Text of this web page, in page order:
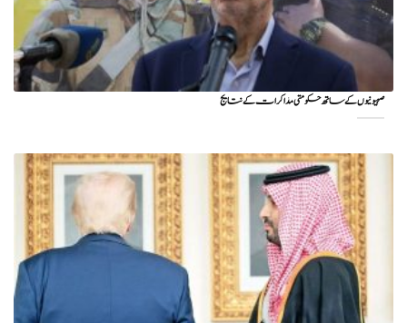
صہیونیوں کے ساتھ حکومتی مذاکرات کے نتایج